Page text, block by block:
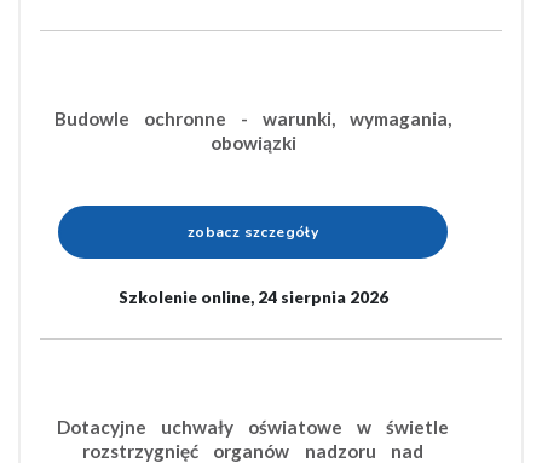
Budowle ochronne - warunki, wymagania,
obowiązki
zobacz szczegóły
Szkolenie online, 24 sierpnia 2026
Dotacyjne uchwały oświatowe w świetle
rozstrzygnięć organów nadzoru nad